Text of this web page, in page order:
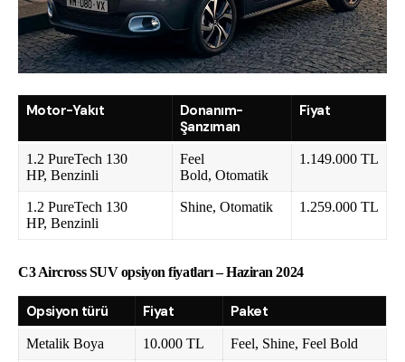
Motor-Yakıt
Donanım-
Şanzıman
Fiyat
1.2 PureTech 130
HP, Benzinli
Feel
Bold, Otomatik
1.149.000 TL
1.2 PureTech 130
HP, Benzinli
Shine, Otomatik 1.259.000 TL
C3 Aircross SUV opsiyon fiyatları – Haziran 2024
Opsiyon türü Fiyat Paket
Metalik Boya 10.000 TL Feel, Shine, Feel Bold